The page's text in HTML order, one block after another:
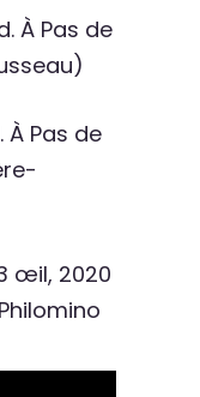
À Pas de
À Pas de
œil, 2020